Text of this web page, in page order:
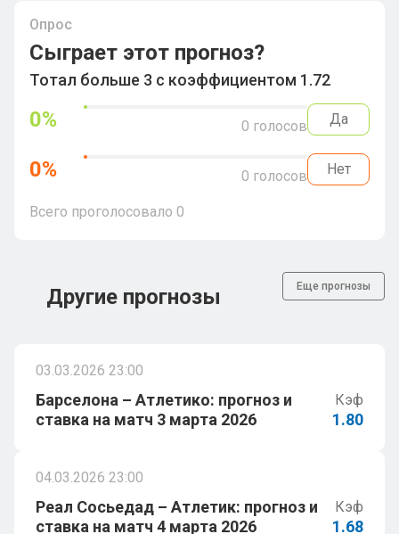
Опрос
Сыграет этот прогноз?
Тотал больше 3 с коэффициентом 1.72
0% 0 голосов Да
0% 0 голосов Нет
Всего проголосовало 0
Другие прогнозы Еще прогнозы
03.03.2026 23:00
Барселона – Атлетико: прогноз и
ставка на матч 3 марта 2026
Кэф
1.80
04.03.2026 23:00
Реал Сосьедад – Атлетик: прогноз и
ставка на матч 4 марта 2026
Кэф
1.68